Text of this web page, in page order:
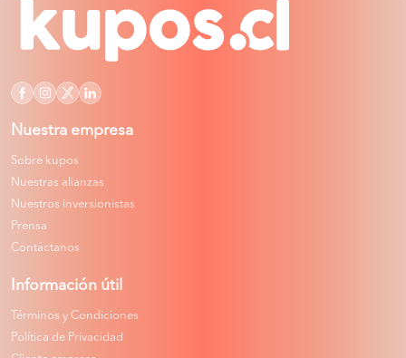
Nuestra empresa
Sobre kupos
Nuestras alianzas
Nuestros inversionistas
Prensa
Contáctanos
Información útil
Términos y Condiciones
Política de Privacidad